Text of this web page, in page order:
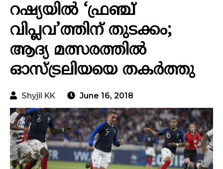
റഷ്യയിൽ ‘ഫ്രഞ്ച്
വിപ്ലവ’ത്തിന് തുടക്കം;
ആദ്യ മത്സരത്തിൽ
ഓസ്ട്രലിയയെ തകർത്തു
Shyjil KK June 16, 2018